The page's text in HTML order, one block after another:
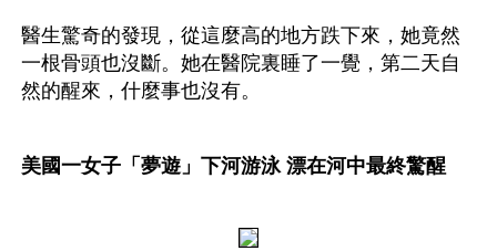
醫生驚奇的發現，從這麼高的地方跌下來，她竟然
一根骨頭也沒斷。她在醫院裏睡了一覺，第二天自
然的醒來，什麼事也沒有。
美國一女子「夢遊」下河游泳 漂在河中最終驚醒